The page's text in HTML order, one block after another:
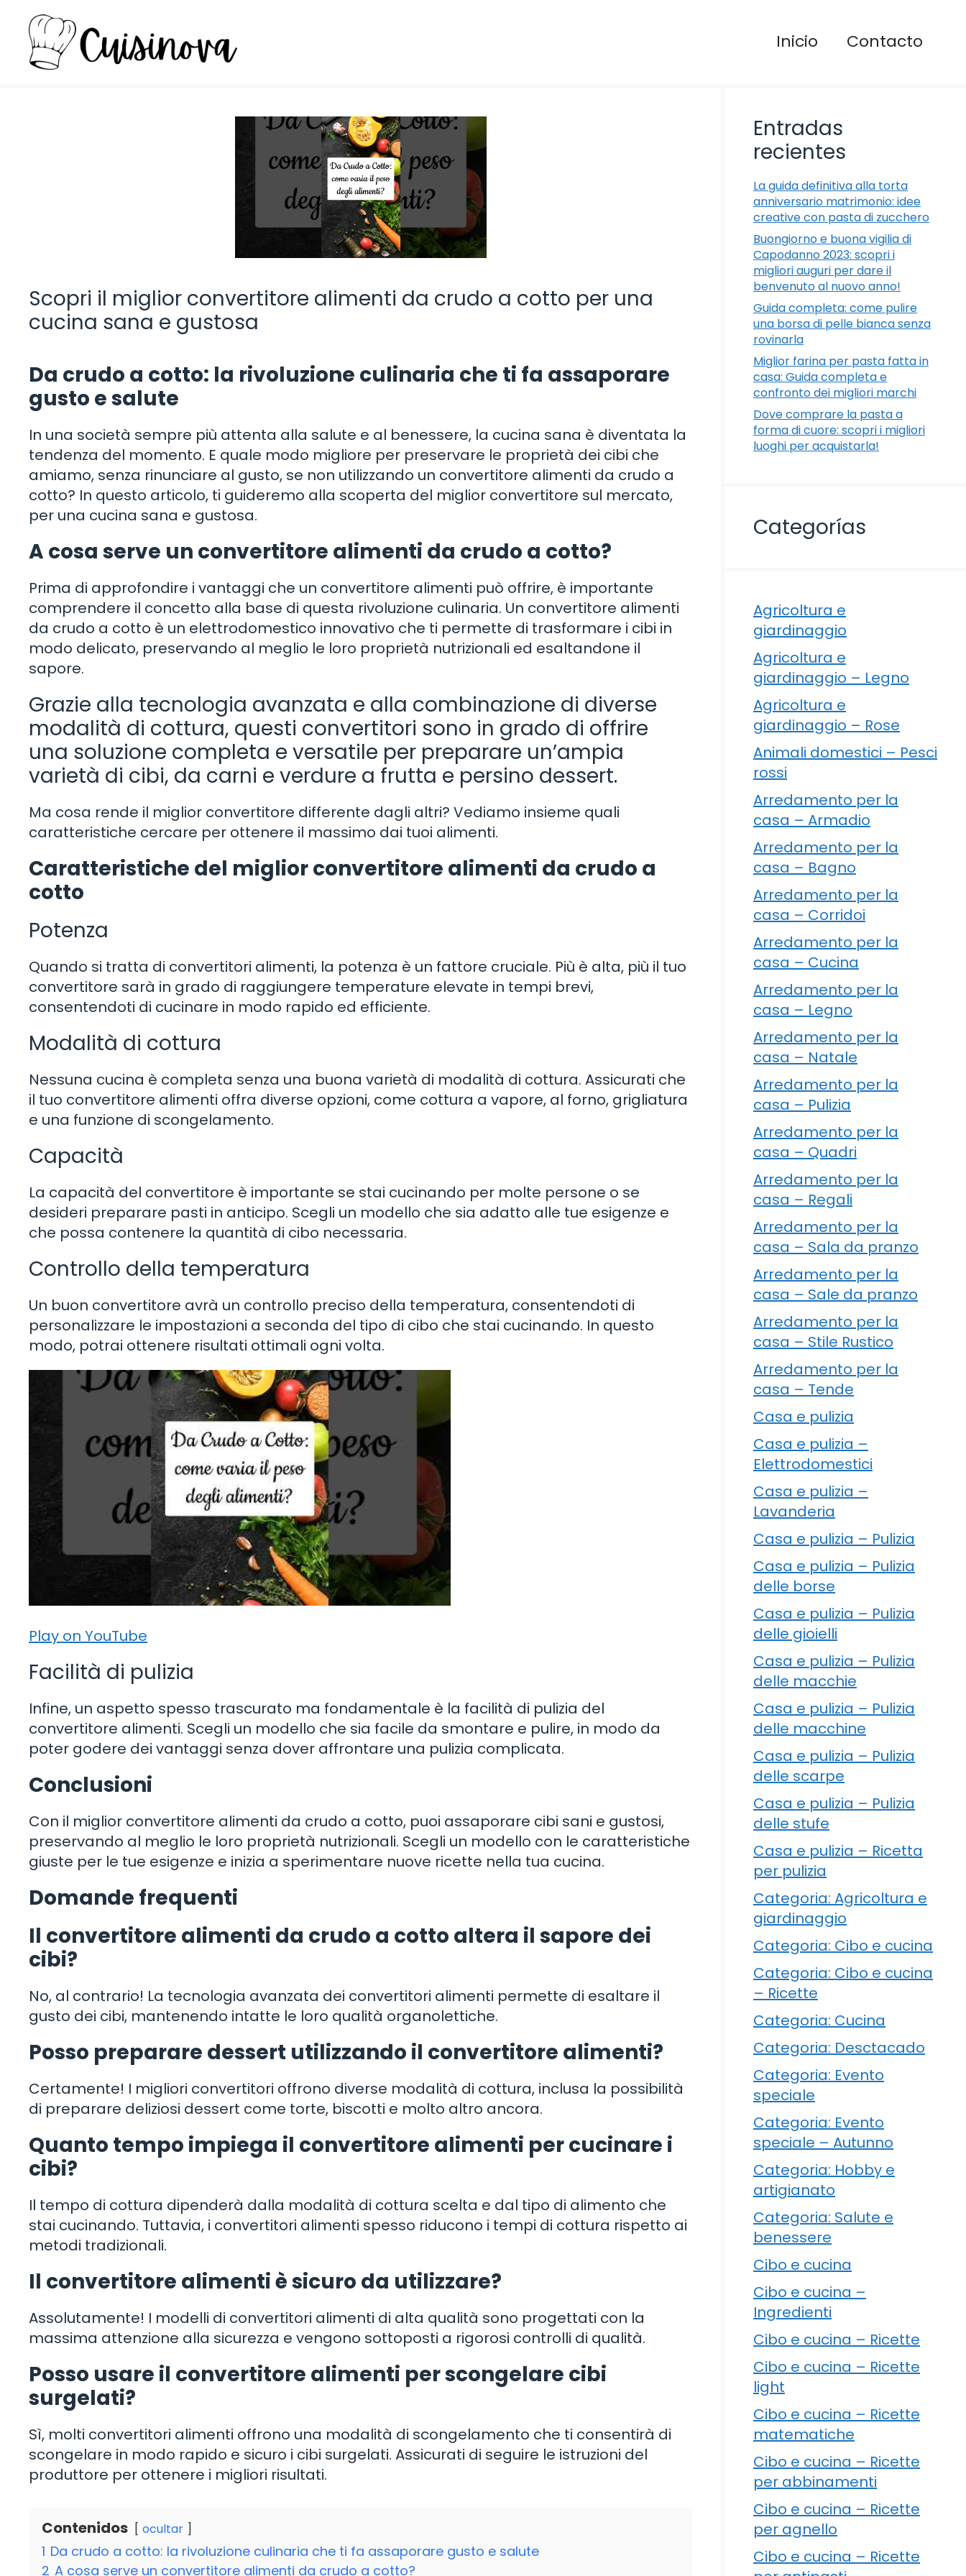
contenuto
Inicio Contacto
Scopri il miglior convertitore alimenti da crudo a cotto per una
cucina sana e gustosa
Da crudo a cotto: la rivoluzione culinaria che ti fa assaporare
gusto e salute
In una società sempre più attenta alla salute e al benessere, la cucina sana è diventata la
tendenza del momento. E quale modo migliore per preservare le proprietà dei cibi che
amiamo, senza rinunciare al gusto, se non utilizzando un convertitore alimenti da crudo a
cotto? In questo articolo, ti guideremo alla scoperta del miglior convertitore sul mercato,
per una cucina sana e gustosa.
A cosa serve un convertitore alimenti da crudo a cotto?
Prima di approfondire i vantaggi che un convertitore alimenti può offrire, è importante
comprendere il concetto alla base di questa rivoluzione culinaria. Un convertitore alimenti
da crudo a cotto è un elettrodomestico innovativo che ti permette di trasformare i cibi in
modo delicato, preservando al meglio le loro proprietà nutrizionali ed esaltandone il
sapore.
Grazie alla tecnologia avanzata e alla combinazione di diverse
modalità di cottura, questi convertitori sono in grado di offrire
una soluzione completa e versatile per preparare un’ampia
varietà di cibi, da carni e verdure a frutta e persino dessert.
Ma cosa rende il miglior convertitore differente dagli altri? Vediamo insieme quali
caratteristiche cercare per ottenere il massimo dai tuoi alimenti.
Caratteristiche del miglior convertitore alimenti da crudo a
cotto
Potenza
Quando si tratta di convertitori alimenti, la potenza è un fattore cruciale. Più è alta, più il tuo
convertitore sarà in grado di raggiungere temperature elevate in tempi brevi,
consentendoti di cucinare in modo rapido ed efficiente.
Modalità di cottura
Nessuna cucina è completa senza una buona varietà di modalità di cottura. Assicurati che
il tuo convertitore alimenti offra diverse opzioni, come cottura a vapore, al forno, grigliatura
e una funzione di scongelamento.
Capacità
La capacità del convertitore è importante se stai cucinando per molte persone o se
desideri preparare pasti in anticipo. Scegli un modello che sia adatto alle tue esigenze e
che possa contenere la quantità di cibo necessaria.
Controllo della temperatura
Un buon convertitore avrà un controllo preciso della temperatura, consentendoti di
personalizzare le impostazioni a seconda del tipo di cibo che stai cucinando. In questo
modo, potrai ottenere risultati ottimali ogni volta.
Play on YouTube
Facilità di pulizia
Infine, un aspetto spesso trascurato ma fondamentale è la facilità di pulizia del
convertitore alimenti. Scegli un modello che sia facile da smontare e pulire, in modo da
poter godere dei vantaggi senza dover affrontare una pulizia complicata.
Conclusioni
Con il miglior convertitore alimenti da crudo a cotto, puoi assaporare cibi sani e gustosi,
preservando al meglio le loro proprietà nutrizionali. Scegli un modello con le caratteristiche
giuste per le tue esigenze e inizia a sperimentare nuove ricette nella tua cucina.
Domande frequenti
Il convertitore alimenti da crudo a cotto altera il sapore dei
cibi?
No, al contrario! La tecnologia avanzata dei convertitori alimenti permette di esaltare il
gusto dei cibi, mantenendo intatte le loro qualità organolettiche.
Posso preparare dessert utilizzando il convertitore alimenti?
Certamente! I migliori convertitori offrono diverse modalità di cottura, inclusa la possibilità
di preparare deliziosi dessert come torte, biscotti e molto altro ancora.
Quanto tempo impiega il convertitore alimenti per cucinare i
cibi?
Il tempo di cottura dipenderà dalla modalità di cottura scelta e dal tipo di alimento che
stai cucinando. Tuttavia, i convertitori alimenti spesso riducono i tempi di cottura rispetto ai
metodi tradizionali.
Il convertitore alimenti è sicuro da utilizzare?
Assolutamente! I modelli di convertitori alimenti di alta qualità sono progettati con la
massima attenzione alla sicurezza e vengono sottoposti a rigorosi controlli di qualità.
Posso usare il convertitore alimenti per scongelare cibi
surgelati?
Sì, molti convertitori alimenti offrono una modalità di scongelamento che ti consentirà di
scongelare in modo rapido e sicuro i cibi surgelati. Assicurati di seguire le istruzioni del
produttore per ottenere i migliori risultati.
Contenidos ocultar
1 Da crudo a cotto: la rivoluzione culinaria che ti fa assaporare gusto e salute
2 A cosa serve un convertitore alimenti da crudo a cotto?
Entradas
recientes
La guida definitiva alla torta
anniversario matrimonio: idee
creative con pasta di zucchero
Buongiorno e buona vigilia di
Capodanno 2023: scopri i
migliori auguri per dare il
benvenuto al nuovo anno!
Guida completa: come pulire
una borsa di pelle bianca senza
rovinarla
Miglior farina per pasta fatta in
casa: Guida completa e
confronto dei migliori marchi
Dove comprare la pasta a
forma di cuore: scopri i migliori
luoghi per acquistarla!
Categorías
Agricoltura e
giardinaggio
Agricoltura e
giardinaggio – Legno
Agricoltura e
giardinaggio – Rose
Animali domestici – Pesci
rossi
Arredamento per la
casa – Armadio
Arredamento per la
casa – Bagno
Arredamento per la
casa – Corridoi
Arredamento per la
casa – Cucina
Arredamento per la
casa – Legno
Arredamento per la
casa – Natale
Arredamento per la
casa – Pulizia
Arredamento per la
casa – Quadri
Arredamento per la
casa – Regali
Arredamento per la
casa – Sala da pranzo
Arredamento per la
casa – Sale da pranzo
Arredamento per la
casa – Stile Rustico
Arredamento per la
casa – Tende
Casa e pulizia
Casa e pulizia –
Elettrodomestici
Casa e pulizia –
Lavanderia
Casa e pulizia – Pulizia
Casa e pulizia – Pulizia
delle borse
Casa e pulizia – Pulizia
delle gioielli
Casa e pulizia – Pulizia
delle macchie
Casa e pulizia – Pulizia
delle macchine
Casa e pulizia – Pulizia
delle scarpe
Casa e pulizia – Pulizia
delle stufe
Casa e pulizia – Ricetta
per pulizia
Categoria: Agricoltura e
giardinaggio
Categoria: Cibo e cucina
Categoria: Cibo e cucina
– Ricette
Categoria: Cucina
Categoria: Desctacado
Categoria: Evento
speciale
Categoria: Evento
speciale – Autunno
Categoria: Hobby e
artigianato
Categoria: Salute e
benessere
Cibo e cucina
Cibo e cucina –
Ingredienti
Cibo e cucina – Ricette
Cibo e cucina – Ricette
light
Cibo e cucina – Ricette
matematiche
Cibo e cucina – Ricette
per abbinamenti
Cibo e cucina – Ricette
per agnello
Cibo e cucina – Ricette